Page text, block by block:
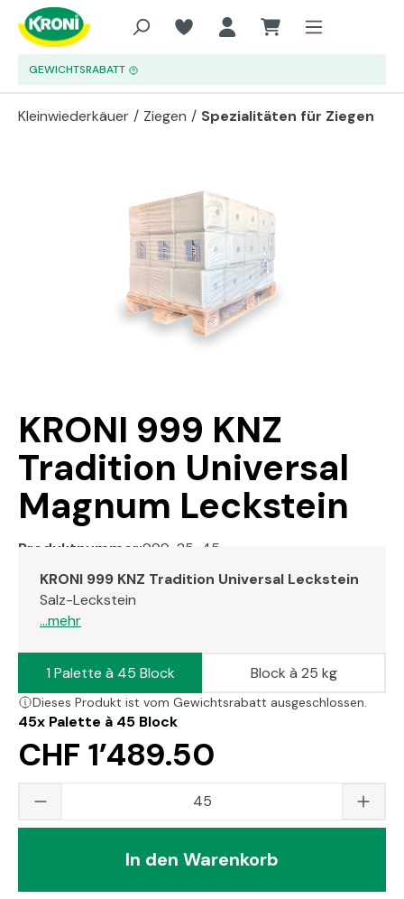
Zum Hauptinhalt springen
GEWICHTSRABATT
Kleinwiederkäuer / Ziegen / Spezialitäten für Ziegen
KRONI 999 KNZ
Tradition Universal
Magnum Leckstein
Produktnummer:999-25-45
KRONI 999 KNZ Tradition Universal Leckstein
Salz-Leckstein
...mehr
45x Palette à 45 Block
CHF 1’489.50
Dieses Produkt ist vom Gewichtsrabatt ausgeschlossen.
1 Palette à 45 Block Block à 25 kg
Produkt Anzahl: Gib den gewünschten
In den Warenkorb